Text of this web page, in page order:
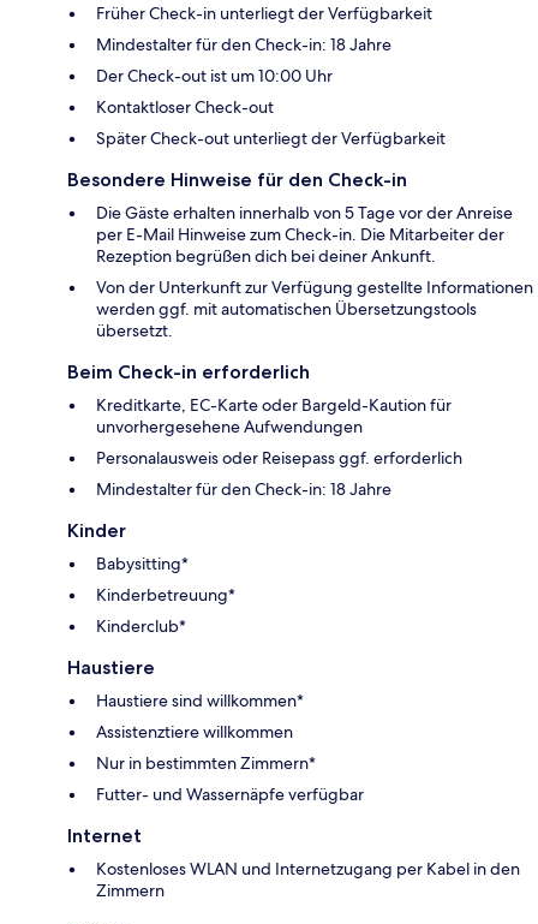
Früher Check-in unterliegt der Verfügbarkeit
Mindestalter für den Check-in: 18 Jahre
Der Check-out ist um 10:00 Uhr
Kontaktloser Check-out
Später Check-out unterliegt der Verfügbarkeit
Besondere Hinweise für den Check-in
Die Gäste erhalten innerhalb von 5 Tage vor der Anreise
per E-Mail Hinweise zum Check-in. Die Mitarbeiter der
Rezeption begrüßen dich bei deiner Ankunft.
Von der Unterkunft zur Verfügung gestellte Informationen
werden ggf. mit automatischen Übersetzungstools
übersetzt.
Beim Check-in erforderlich
Kreditkarte, EC-Karte oder Bargeld-Kaution für
unvorhergesehene Aufwendungen
Personalausweis oder Reisepass ggf. erforderlich
Mindestalter für den Check-in: 18 Jahre
Kinder
Babysitting*
Kinderbetreuung*
Kinderclub*
Haustiere
Haustiere sind willkommen*
Assistenztiere willkommen
Nur in bestimmten Zimmern*
Futter- und Wassernäpfe verfügbar
Internet
Kostenloses WLAN und Internetzugang per Kabel in den
Zimmern